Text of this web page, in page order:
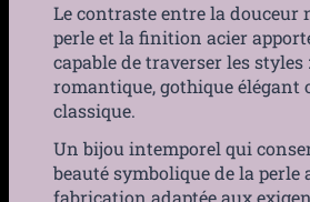
Le contraste entre la douceur
perle et la finition acier
capable de traverser les styles
romantique, gothique élégant
classique.
Un bijou intemporel qui
beauté symbolique de la perle
fabrication adaptée aux